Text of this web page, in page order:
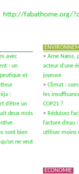
http://fabathome.org/
avec
: un
et
:
d’être un
deux mois
sont bien
ne veut
> Arne Næss,
acteur d’une
joyeuse
> Climat :
les
COP21 ?
> Réduisez
facture d’eau
utiliser moins
ECONOMIE